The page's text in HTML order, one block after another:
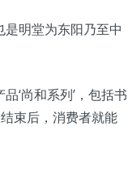
明堂为东阳乃至中
‘尚和系列’，包括书
束后，消费者就能